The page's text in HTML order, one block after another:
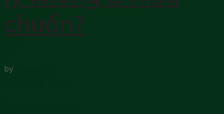
chuẩn?
by